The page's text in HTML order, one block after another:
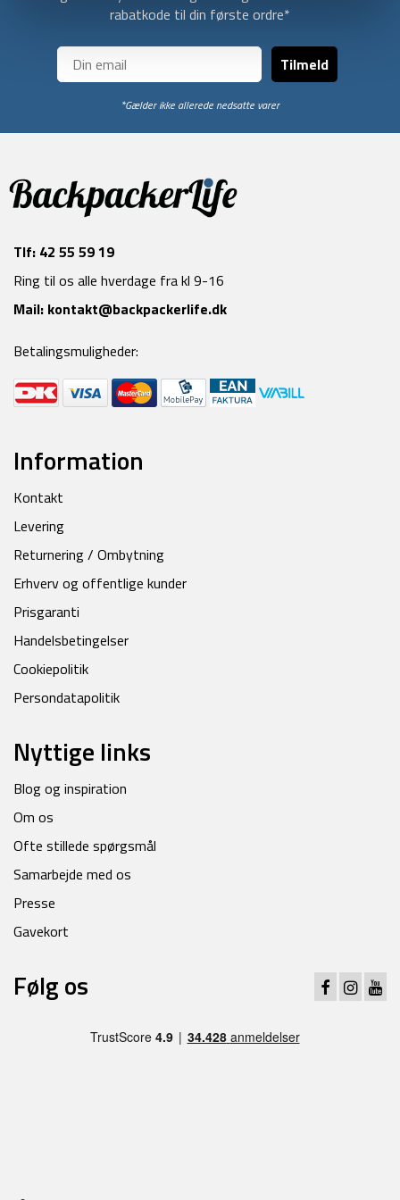
rabatkode til din første ordre*
Tilmeld
*Gælder ikke allerede nedsatte varer
Tlf: 42 55 59 19
Ring til os alle hverdage fra kl 9-16
Mail: kontakt@backpackerlife.dk
Betalingsmuligheder:
Information
Kontakt
Levering
Returnering / Ombytning
Erhverv og offentlige kunder
Prisgaranti
Handelsbetingelser
Cookiepolitik
Persondatapolitik
Nyttige links
Blog og inspiration
Om os
Ofte stillede spørgsmål
Samarbejde med os
Presse
Gavekort
Følg os